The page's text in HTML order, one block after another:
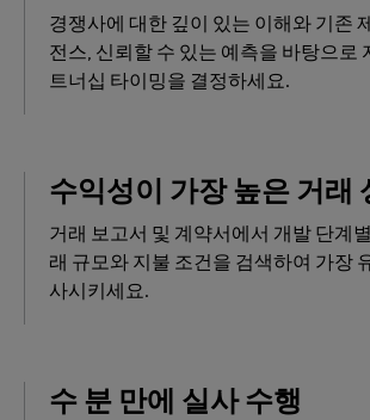
경쟁사에 대한 깊이 있는 이해와 기존
전스, 신뢰할 수 있는 예측을 바탕으로
트너십 타이밍을 결정하세요.
수익성이 가장 높은 거래
거래 보고서 및 계약서에서 개발 단계
래 규모와 지불 조건을 검색하여 가장
사시키세요.
수 분 만에 실사 수행